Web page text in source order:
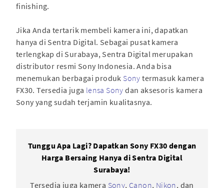
finishing.
Jika Anda tertarik membeli kamera ini, dapatkan
hanya di Sentra Digital. Sebagai pusat kamera
terlengkap di Surabaya, Sentra Digital merupakan
distributor resmi Sony Indonesia. Anda bisa
menemukan berbagai produk Sonytermasuk kamera
FX30. Tersedia juga lensa Sony dan aksesoris kamera
Sony yang sudah terjamin kualitasnya.
Tunggu Apa Lagi? Dapatkan Sony FX30 dengan
Harga Bersaing Hanya di Sentra Digital
Surabaya!
Tersedia juga kamera Sony, Canon, Nikon, dan